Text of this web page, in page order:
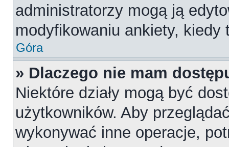
administratorzy mogą ją
modyfikowaniu ankiety, kiedy
Góra
» Dlaczego nie mam
Niektóre działy mogą być
użytkowników. Aby
wykonywać inne operacje,